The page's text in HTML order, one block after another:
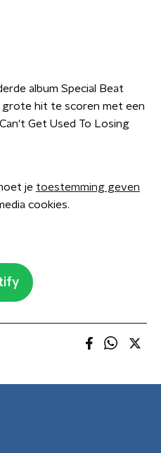
album Special Beat
hit te scoren met een
Get Used To Losing
je toestemming geven
cookies.